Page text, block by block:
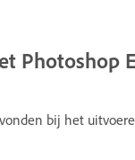
Photoshop
bij het